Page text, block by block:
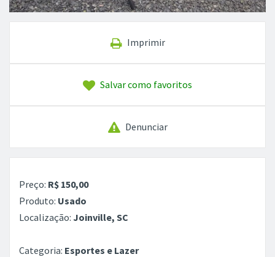
Imprimir
Salvar como favoritos
Denunciar
Preço: R$ 150,00
Produto: Usado
Localização: Joinville, SC
Categoria: Esportes e Lazer